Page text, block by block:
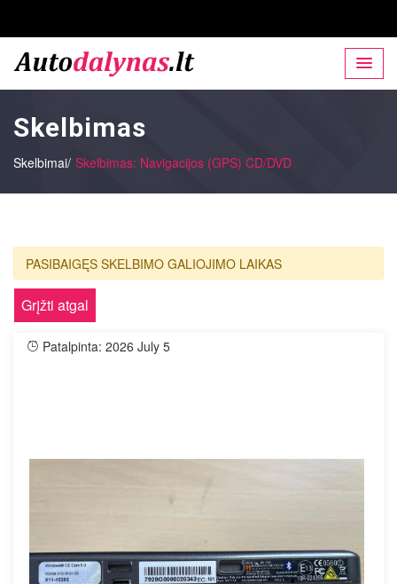
Skelbimas
Skelbimai/ Skelbimas: Navigacijos (GPS) CD/DVD
PASIBAIGĘS SKELBIMO GALIOJIMO LAIKAS
Grįžti atgal
Patalpinta: 2026 July 5